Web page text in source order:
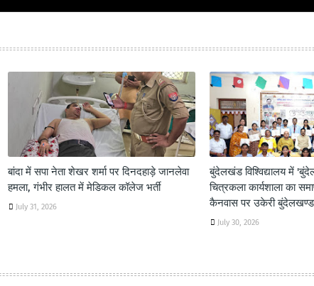
बांदा में सपा नेता शेखर शर्मा पर दिनदहाड़े जानलेवा
हमला, गंभीर हालत में मेडिकल कॉलेज भर्ती
July 31, 2026
बुंदेलखंड विश्विद्यालय में
चित्रकला कार्यशाला का
कैनवास पर उकेरी
July 30, 2026